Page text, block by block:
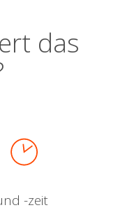
das
-zeit